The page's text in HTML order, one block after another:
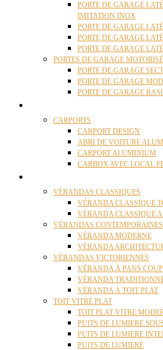
PORTE DE GARAGE
IMITATION INOX
PORTE DE GARAGE
PORTE DE GARAGE
PORTE DE GARAGE
PORTES DE GARAGE
PORTE DE GARAGE
PORTE DE GARAGE
PORTE DE GARAGE
CARPORTS
CARPORT DESIGN
ABRI DE VOITURE
CARPORT ALUMINIUM
CARBOX AVEC LOCAL
VÉRANDAS CLASSIQUES
VÉRANDA CLASSIQUE
VÉRANDA CLASSIQUE
VÉRANDAS CONTEMPORAINES
VÉRANDA MODERNE
VÉRANDA
VÉRANDAS VICTORIENNES
VÉRANDA À PANS
VÉRANDA
VÉRANDA À TOIT PLAT
TOIT VITRÉ PLAT
TOIT PLAT VITRE
PUITS DE LUMIERE
PUITS DE LUMIERE
PUITS DE LUMIERE